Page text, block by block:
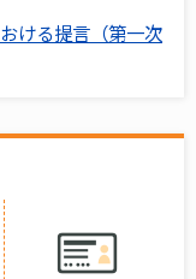
ける提言（第一次